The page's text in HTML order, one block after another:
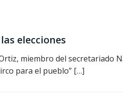
elecciones
miembro del secretariado
para el pueblo” […]